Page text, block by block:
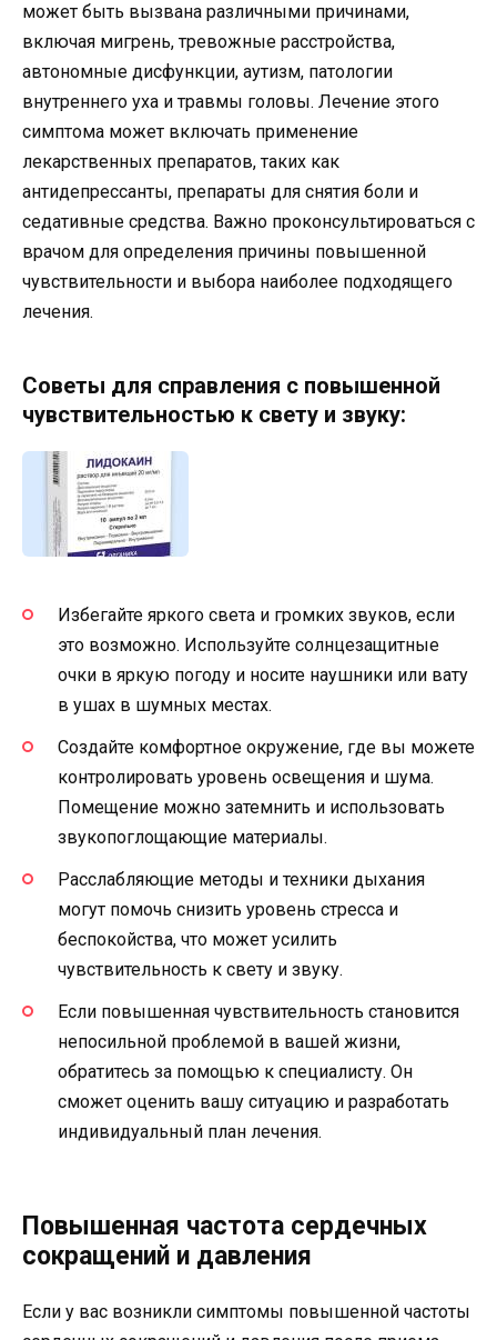
может быть вызвана различными причинами,
включая мигрень, тревожные расстройства,
автономные дисфункции, аутизм, патологии
внутреннего уха и травмы головы. Лечение этого
симптома может включать применение
лекарственных препаратов, таких как
антидепрессанты, препараты для снятия боли и
седативные средства. Важно проконсультироваться с
врачом для определения причины повышенной
чувствительности и выбора наиболее подходящего
лечения.
Советы для справления с повышенной
чувствительностью к свету и звуку:
Избегайте яркого света и громких звуков, если
это возможно. Используйте солнцезащитные
очки в яркую погоду и носите наушники или вату
в ушах в шумных местах.
Создайте комфортное окружение, где вы можете
контролировать уровень освещения и шума.
Помещение можно затемнить и использовать
звукопоглощающие материалы.
Расслабляющие методы и техники дыхания
могут помочь снизить уровень стресса и
беспокойства, что может усилить
чувствительность к свету и звуку.
Если повышенная чувствительность становится
непосильной проблемой в вашей жизни,
обратитесь за помощью к специалисту. Он
сможет оценить вашу ситуацию и разработать
индивидуальный план лечения.
Повышенная частота сердечных
сокращений и давления
Если у вас возникли симптомы повышенной частоты